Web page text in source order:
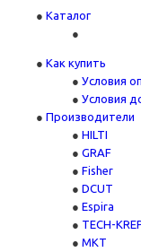
Каталог
Как купить
Условия
Условия
Производители
HILTI
GRAF
Fisher
DCUT
Espira
TECH-
MKT